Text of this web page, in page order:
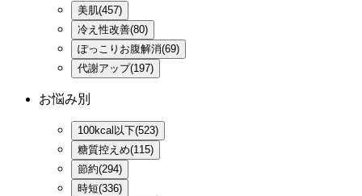
美肌(457)
冷え性改善(80)
ぽっこりお腹解消(69)
代謝アップ(197)
お悩み別
100kcal以下(523)
糖質控えめ(115)
節約(294)
時短(336)